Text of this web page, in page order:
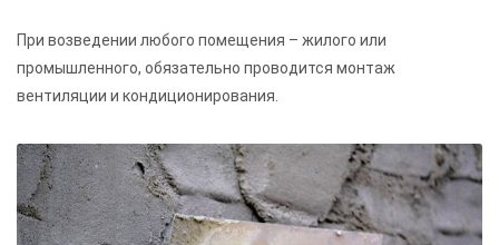
При возведении любого помещения – жилого или
промышленного, обязательно проводится монтаж
вентиляции и кондиционирования.